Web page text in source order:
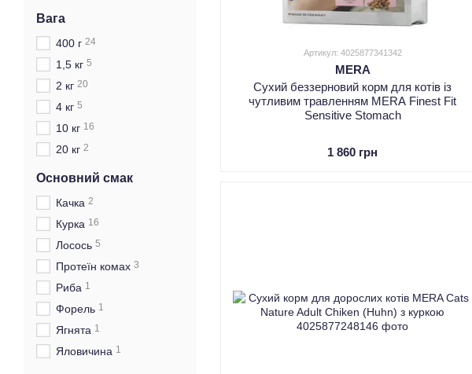
Артикул: 4025877341342
MERA
Сухий беззерновий корм для котів із
чутливим травленням MERA Finest Fit
Sensitive Stomach
1 860 грн
Вага
400 г 24
1,5 кг 5
2 кг 20
4 кг 5
10 кг 16
20 кг 2
Основний смак
Качка 2
Курка 16
Лосось 5
Протеїн комах 3
Риба 1
Форель 1
Ягнята 1
Яловичина 1